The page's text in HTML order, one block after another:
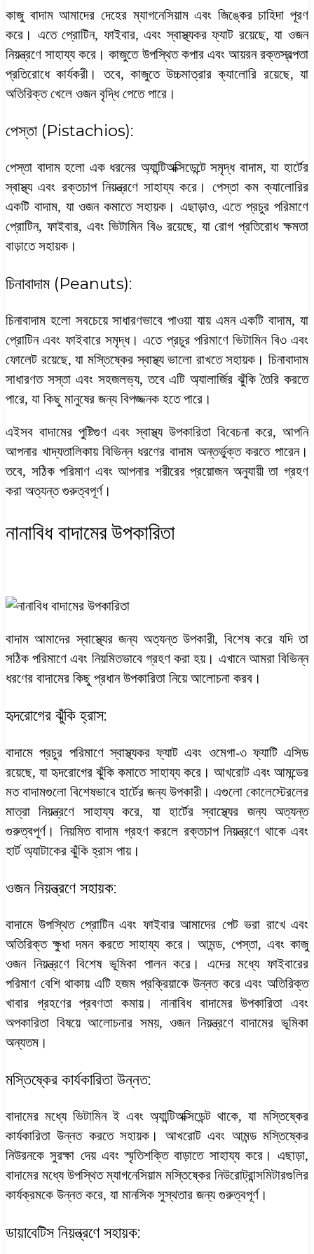
কাজু বাদাম আমাদের দেহের ম্যাগনেসিয়াম এবং জিঙ্কের চাহিদা পূরণ
করে। এতে প্রোটিন, ফাইবার, এবং স্বাস্থ্যকর ফ্যাট রয়েছে, যা ওজন
নিয়ন্ত্রণে সাহায্য করে। কাজুতে উপস্থিত কপার এবং আয়রন রক্তস্বল্পতা
প্রতিরোধে কার্যকরী। তবে, কাজুতে উচ্চমাত্রার ক্যালোরি রয়েছে, যা
অতিরিক্ত খেলে ওজন বৃদ্ধি পেতে পারে।
পেস্তা (Pistachios):
পেস্তা বাদাম হলো এক ধরনের অ্যান্টিঅক্সিডেন্টে সমৃদ্ধ বাদাম, যা হার্টের
স্বাস্থ্য এবং রক্তচাপ নিয়ন্ত্রণে সাহায্য করে। পেস্তা কম ক্যালোরির
একটি বাদাম, যা ওজন কমাতে সহায়ক। এছাড়াও, এতে প্রচুর পরিমাণে
প্রোটিন, ফাইবার, এবং ভিটামিন বি৬ রয়েছে, যা রোগ প্রতিরোধ ক্ষমতা
বাড়াতে সহায়ক।
চিনাবাদাম (Peanuts):
চিনাবাদাম হলো সবচেয়ে সাধারণভাবে পাওয়া যায় এমন একটি বাদাম, যা
প্রোটিন এবং ফাইবারে সমৃদ্ধ। এতে প্রচুর পরিমাণে ভিটামিন বি৩ এবং
ফোলেট রয়েছে, যা মস্তিষ্কের স্বাস্থ্য ভালো রাখতে সহায়ক। চিনাবাদাম
সাধারণত সস্তা এবং সহজলভ্য, তবে এটি অ্যালার্জির ঝুঁকি তৈরি করতে
পারে, যা কিছু মানুষের জন্য বিপজ্জনক হতে পারে।
এইসব বাদামের পুষ্টিগুণ এবং স্বাস্থ্য উপকারিতা বিবেচনা করে, আপনি
আপনার খাদ্যতালিকায় বিভিন্ন ধরণের বাদাম অন্তর্ভুক্ত করতে পারেন।
তবে, সঠিক পরিমাণ এবং আপনার শরীরের প্রয়োজন অনুযায়ী তা গ্রহণ
করা অত্যন্ত গুরুত্বপূর্ণ।
নানাবিধ বাদামের উপকারিতা
বাদাম আমাদের স্বাস্থ্যের জন্য অত্যন্ত উপকারী, বিশেষ করে যদি তা
সঠিক পরিমাণে এবং নিয়মিতভাবে গ্রহণ করা হয়। এখানে আমরা বিভিন্ন
ধরণের বাদামের কিছু প্রধান উপকারিতা নিয়ে আলোচনা করব।
হৃদরোগের ঝুঁকি হ্রাস:
বাদামে প্রচুর পরিমাণে স্বাস্থ্যকর ফ্যাট এবং ওমেগা-৩ ফ্যাটি এসিড
রয়েছে, যা হৃদরোগের ঝুঁকি কমাতে সাহায্য করে। আখরোট এবং আমন্ডের
মত বাদামগুলো বিশেষভাবে হার্টের জন্য উপকারী। এগুলো কোলেস্টেরলের
মাত্রা নিয়ন্ত্রণে সাহায্য করে, যা হার্টের স্বাস্থ্যের জন্য অত্যন্ত
গুরুত্বপূর্ণ। নিয়মিত বাদাম গ্রহণ করলে রক্তচাপ নিয়ন্ত্রণে থাকে এবং
হার্ট অ্যাটাকের ঝুঁকি হ্রাস পায়।
ওজন নিয়ন্ত্রণে সহায়ক:
বাদামে উপস্থিত প্রোটিন এবং ফাইবার আমাদের পেট ভরা রাখে এবং
অতিরিক্ত ক্ষুধা দমন করতে সাহায্য করে। আমন্ড, পেস্তা, এবং কাজু
ওজন নিয়ন্ত্রণে বিশেষ ভূমিকা পালন করে। এদের মধ্যে ফাইবারের
পরিমাণ বেশি থাকায় এটি হজম প্রক্রিয়াকে উন্নত করে এবং অতিরিক্ত
খাবার গ্রহণের প্রবণতা কমায়।নানাবিধ বাদামের উপকারিতা এবং
অপকারিতা বিষয়ে আলোচনার সময়, ওজন নিয়ন্ত্রণে বাদামের ভূমিকা
অন্যতম।
মস্তিষ্কের কার্যকারিতা উন্নত:
বাদামের মধ্যে ভিটামিন ই এবং অ্যান্টিঅক্সিডেন্ট থাকে, যা মস্তিষ্কের
কার্যকারিতা উন্নত করতে সহায়ক। আখরোট এবং আমন্ড মস্তিষ্কের
নিউরনকে সুরক্ষা দেয় এবং স্মৃতিশক্তি বাড়াতে সাহায্য করে। এছাড়া,
বাদামের মধ্যে উপস্থিত ম্যাগনেসিয়াম মস্তিষ্কের নিউরোট্রান্সমিটারগুলির
কার্যক্রমকে উন্নত করে, যা মানসিক সুস্থতার জন্য গুরুত্বপূর্ণ।
ডায়াবেটিস নিয়ন্ত্রণে সহায়ক: